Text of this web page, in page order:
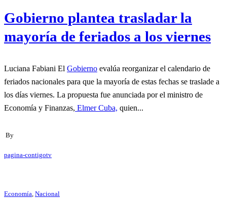
Gobierno plantea trasladar la
mayoría de feriados a los viernes
Luciana Fabiani El Gobierno evalúa reorganizar el calendario de
feriados nacionales para que la mayoría de estas fechas se traslade a
los días viernes. La propuesta fue anunciada por el ministro de
Economía y Finanzas, Elmer Cuba, quien...
By
pagina-contigotv
Economía, Nacional